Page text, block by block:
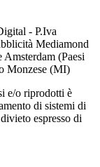
- P.Iva
Mediamond
(Paesi
Monzese (MI)
e/o riprodotti è
di sistemi di
espresso di